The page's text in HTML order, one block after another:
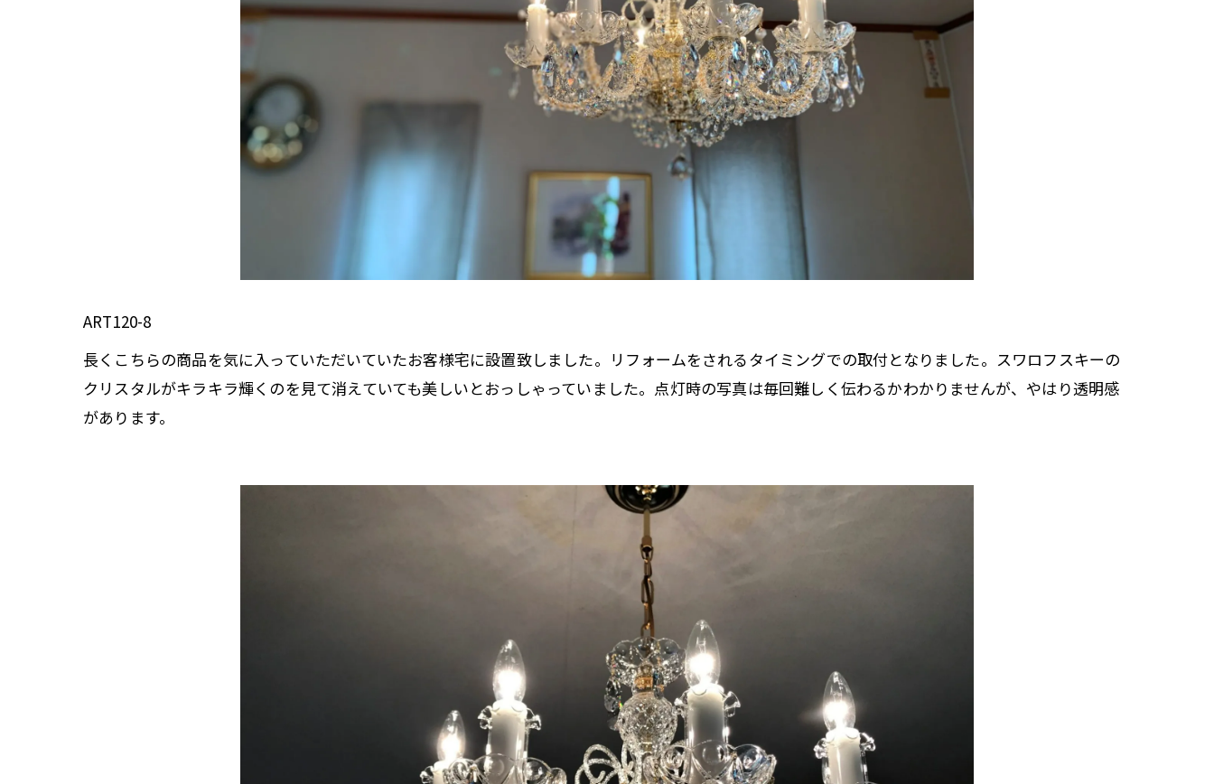
ART120-8
長くこちらの商品を気に入っていただいていたお客様宅に設置致しました。リフォームをされるタイミングでの取付となりました。スワロフスキーの
クリスタルがキラキラ輝くのを見て消えていても美しいとおっしゃっていました。点灯時の写真は毎回難しく伝わるかわかりませんが、やはり透明感
があります。